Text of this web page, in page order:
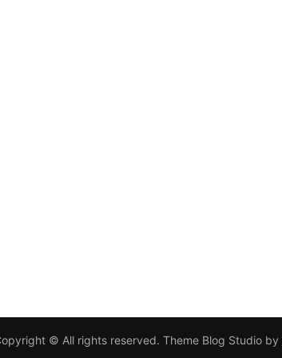
© All rights reserved. Theme Blog Studio by